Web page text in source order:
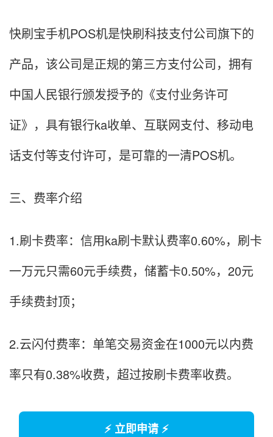
快刷宝手机POS机是快刷科技支付公司旗下的
产品，该公司是正规的第三方支付公司，拥有
中国人民银行颁发授予的《支付业务许可
证》，具有银行ka收单、互联网支付、移动电
话支付等支付许可，是可靠的一清POS机。
三、费率介绍
1.刷卡费率：信用ka刷卡默认费率0.60%，刷卡
一万元只需60元手续费，储蓄卡0.50%，20元
手续费封顶；
2.云闪付费率：单笔交易资金在1000元以内费
率只有0.38%收费，超过按刷卡费率收费。
⚡ 立即申请 ⚡